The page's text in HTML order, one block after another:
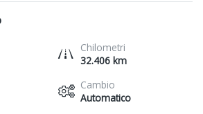
Chilometri
32.406 km
Cambio
Automatico